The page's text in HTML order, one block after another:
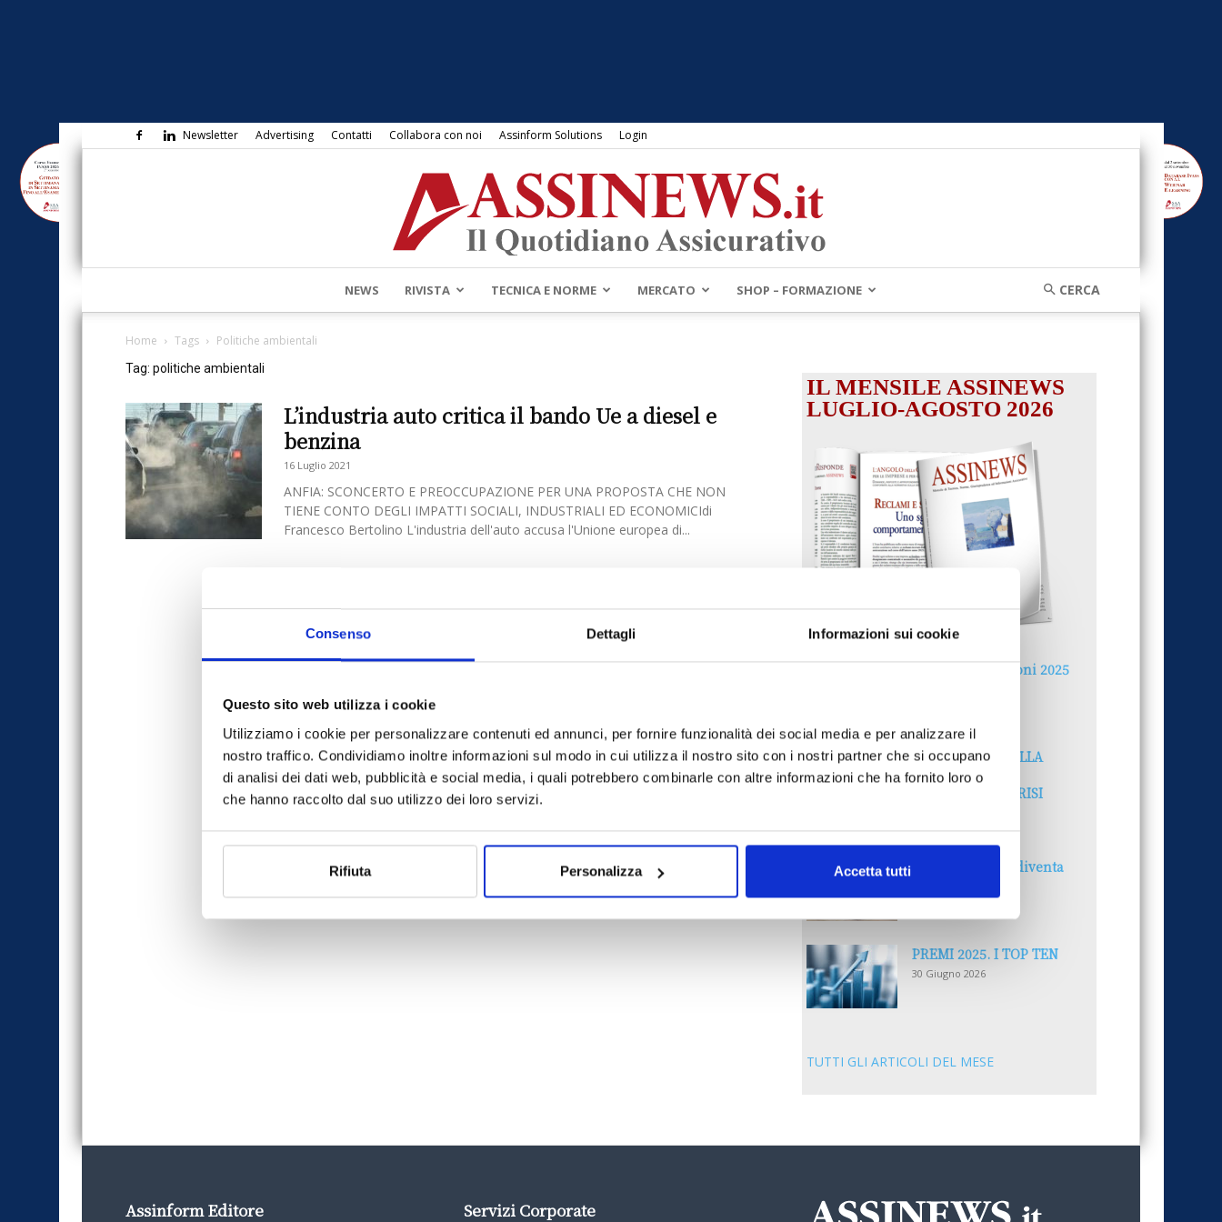
Consenso Dettagli Informazioni sui cookie
Questo sito web utilizza i cookie
Utilizziamo i cookie per personalizzare contenuti ed annunci, per fornire funzionalità dei social media e per analizzare il
nostro traffico. Condividiamo inoltre informazioni sul modo in cui utilizza il nostro sito con i nostri partner che si occupano
di analisi dei dati web, pubblicità e social media, i quali potrebbero combinarle con altre informazioni che ha fornito loro o
che hanno raccolto dal suo utilizzo dei loro servizi.
Rifiuta Personalizza Accetta tutti
Newsletter Advertising Contatti Collabora con noi Assinform Solutions Login
Assinews.it
NEWS RIVISTA TECNICA E NORME MERCATO SHOP – FORMAZIONE
Home Tags Politiche ambientali
Tag: politiche ambientali
L’industria auto critica il bando Ue a diesel e
benzina
16 Luglio 2021
ANFIA: SCONCERTO E PREOCCUPAZIONE PER UNA PROPOSTA CHE NON
TIENE CONTO DEGLI IMPATTI SOCIALI, INDUSTRIALI ED ECONOMICIdi
Francesco Bertolino L'industria dell'auto accusa l'Unione europea di...
IL MENSILE ASSINEWS
LUGLIO-AGOSTO 2026
Reclami e sanzioni 2025
LA GESTIONE DELLA
REPUTAZIONE.
RECENSIONI E CRISI
30 Giugno 2026
Il “Modulo CAI” diventa
PREMI 2025. I TOP TEN
30 Giugno 2026
TUTTI GLI ARTICOLI DEL MESE
Assinform Editore Servizi Corporate